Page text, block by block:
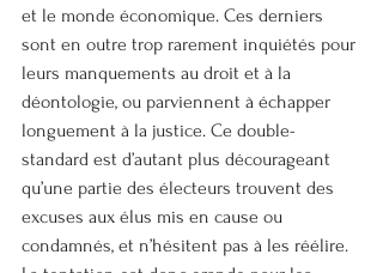
et le monde économique. Ces derniers
sont en outre trop rarement inquiétés pour
leurs manquements au droit et à la
déontologie, ou parviennent à échapper
longuement à la justice. Ce double-
standard est d’autant plus décourageant
qu’une partie des électeurs trouvent des
excuses aux élus mis en cause ou
condamnés, et n’hésitent pas à les réélire.